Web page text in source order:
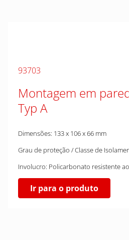
93703
Montagem em
Typ A
Dimensões: 133 x 106 x 66 mm
Grau de proteção / Classe de
Involucro: Policarbonato resistente
Ir para o produto